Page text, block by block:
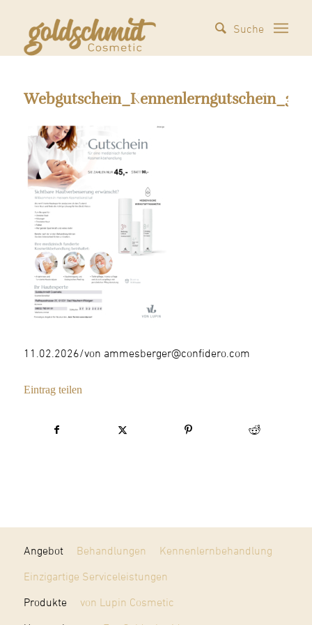
11.02.2026/von ammesberger@confidero.com
Eintrag teilen
Angebot Behandlungen Kennenlernbehandlung
Einzigartige Serviceleistungen
Produkte von Lupin Cosmetic